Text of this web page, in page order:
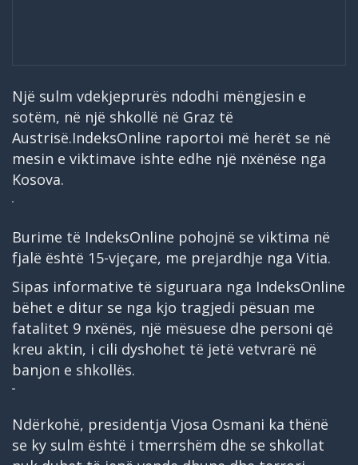
Një sulm vdekjeprurës ndodhi mëngjesin e
sotëm, në një shkollë në Graz të
Austrisë.IndeksOnline raportoi më herët se në
mesin e viktimave ishte edhe një nxënëse nga
Kosova.
Burime të IndeksOnline pohojnë se viktima në
fjalë është 15-vjeçare, me prejardhje nga Vitia.
Sipas informative të siguruara nga IndeksOnline
bëhet e ditur se nga kjo tragjedi pësuan me
fatalitet 9 nxënës, një mësuese dhe personi që
kreu aktin, i cili dyshohet të jetë vetvrarë në
banjon e shkollës.
Ndërkohë, presidentja Vjosa Osmani ka thënë
se ky sulm është i tmerrshëm dhe se shkollat